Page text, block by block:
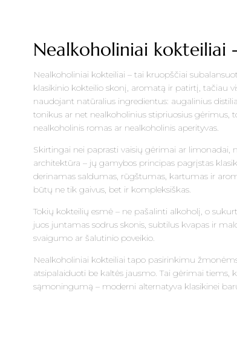
Nealkoholiniai kokteiliai
Nealkoholiniai kokteiliai – tai kruopščiai
klasikinio kokteilio skonį, aromatą ir patirtį, tačiau
naudojant natūralius ingredientus: augalinius
tonikus ar net nealkoholinius stipriuosius gėrimus,
nealkoholinis romas ar nealkoholinis aperityvas.
Skirtingai nei paprasti vaisių gėrimai ar limonadai,
architektūra – jų gamybos principas pagrįstas
derinamas saldumas, rūgštumas, kartumas ir
būtų ne tik gaivus, bet ir kompleksiškas.
Tokių kokteilių esmė – ne pašalinti alkoholį, o
juos juntamas sodrus skonis, subtilus kvapas ir
svaigumo ar šalutinio poveikio.
Nealkoholiniai kokteiliai tapo pasirinkimu
atsipalaiduoti be kaltės jausmo. Tai gėrimai tiems,
sąmoningumą – moderni alternatyva klasikinei